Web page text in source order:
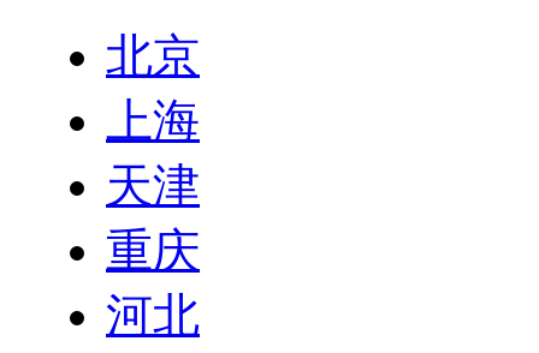
北京
上海
天津
重庆
河北